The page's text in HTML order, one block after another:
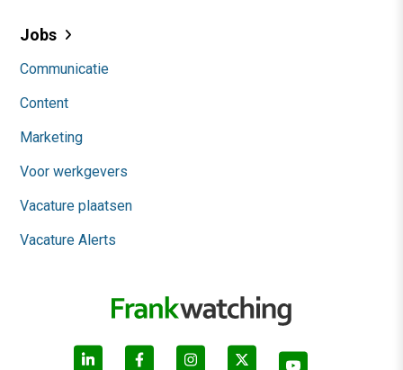
Jobs
Communicatie
Content
Marketing
Voor werkgevers
Vacature plaatsen
Vacature Alerts